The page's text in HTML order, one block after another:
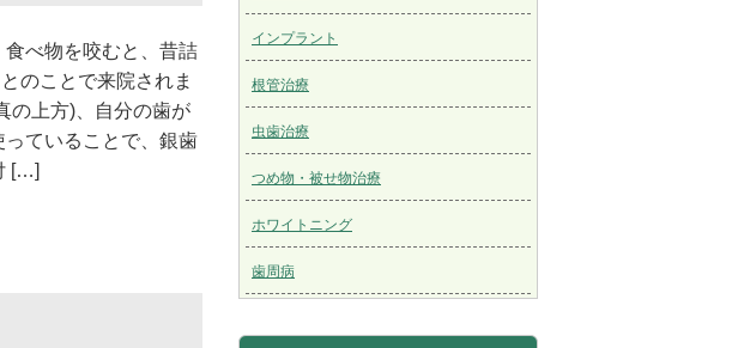
食べ物を咬むと、昔詰
のことで来院されま
の上方)、自分の歯が
ていることで、銀歯
[…]
インプラント
根管治療
虫歯治療
つめ物・被せ物治療
ホワイトニング
歯周病